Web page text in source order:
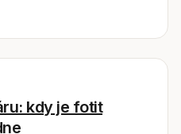
kdy je fotit